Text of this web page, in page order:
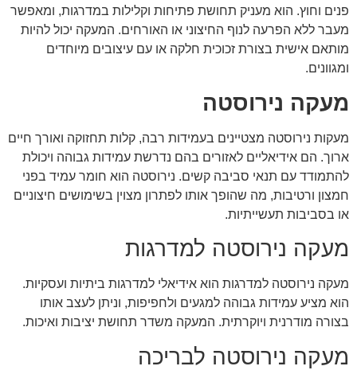
פנים וחוץ. הוא מעניק תחושת פתיחות וקלילות במדרגות, ומאפשר
מעבר ללא הפרעה לנוף החיצוני או האורחים. המעקה יכול להיות
מותאם אישית בצורת זכוכית חלקה או עם עיצובים מיוחדים
ומגוונים.
מעקה נירוסטה
מעקות נירוסטה מצטיינים בעמידות רבה, קלות תחזוקה ואורך חיים
ארוך. הם אידיאליים לאזורים בהם נדרשת עמידות גבוהה ויכולת
להתמודד עם תנאי סביבה קשים. נירוסטה הוא חומר עמיד בפני
חמצון ורטיבות, מה שהופך אותו לפתרון מצוין בשימושים חיצוניים
או בסביבות תעשייתיות.
מעקה נירוסטה למדרגות
מעקה נירוסטה למדרגות הוא אידיאלי למדרגות ביתיות ועסקיות.
הוא מציע עמידות גבוהה למגעים ולחפיפות, וניתן לעצב אותו
בצורה מודרנית ויוקרתית. המעקה משדר תחושת יציבות ואיכות.
מעקה נירוסטה לבריכה